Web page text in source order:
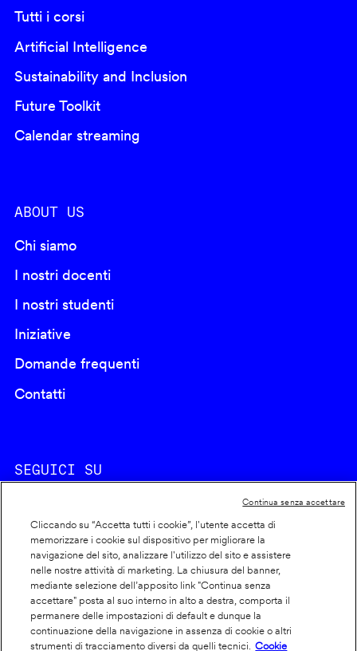
Tutti i corsi
Artificial Intelligence
Sustainability and Inclusion
Future Toolkit
Calendar streaming
ABOUT US
Chi siamo
I nostri docenti
I nostri studenti
Iniziative
Domande frequenti
Contatti
SEGUICI SU
Footer
info
Cookie policy
Dichiarazione di accessibilità
Privacy
Cliccando su “Accetta tutti i cookie”, l'utente accetta di
memorizzare i cookie sul dispositivo per migliorare la
navigazione del sito, analizzare l'utilizzo del sito e assistere
nelle nostre attività di marketing. La chiusura del banner,
mediante selezione dell’apposito link "Continua senza
accettare" posta al suo interno in alto a destra, comporta il
permanere delle impostazioni di default e dunque la
continuazione della navigazione in assenza di cookie o altri
strumenti di tracciamento diversi da quelli tecnici.
Cookie
Continua senza accettare